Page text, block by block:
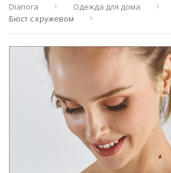
Dianora
Одежда для дома
Бюст с кружевом